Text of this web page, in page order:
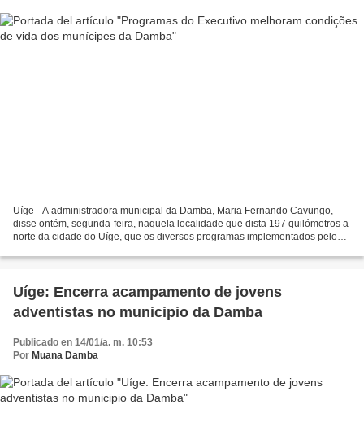
Uíge - A administradora municipal da Damba, Maria Fernando Cavungo,
disse ontém, segunda-feira, naquela localidade que dista 197 quilómetros a
norte da cidade do Uíge, que os diversos programas implementados pelo
Uíge: Encerra acampamento de jovens
adventistas no municipio da Damba
Publicado en 14/01/a. m. 10:53
Por Muana Damba